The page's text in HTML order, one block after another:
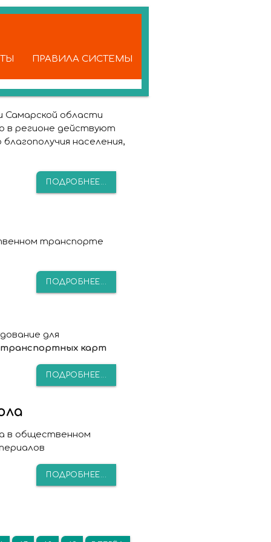
ПРАВИЛА СИСТЕМЫ
Самарской области
в регионе действуют
населения,
ПОДРОБНЕЕ...
транспорте
ПОДРОБНЕЕ...
для
транспортных карт
ПОДРОБНЕЕ...
в общественном
ПОДРОБНЕЕ...